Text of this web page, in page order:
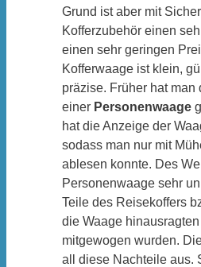
Grund ist aber mit
Kofferzubehör einen
einen sehr geringen
Kofferwaage ist klein,
präzise. Früher hat man
einer Personenwaage
hat die Anzeige der
sodass man nur mit
ablesen konnte. Des
Personenwaage sehr
Teile des Reisekoffers
die Waage
mitgewogen wurden.
all diese Nachteile aus.